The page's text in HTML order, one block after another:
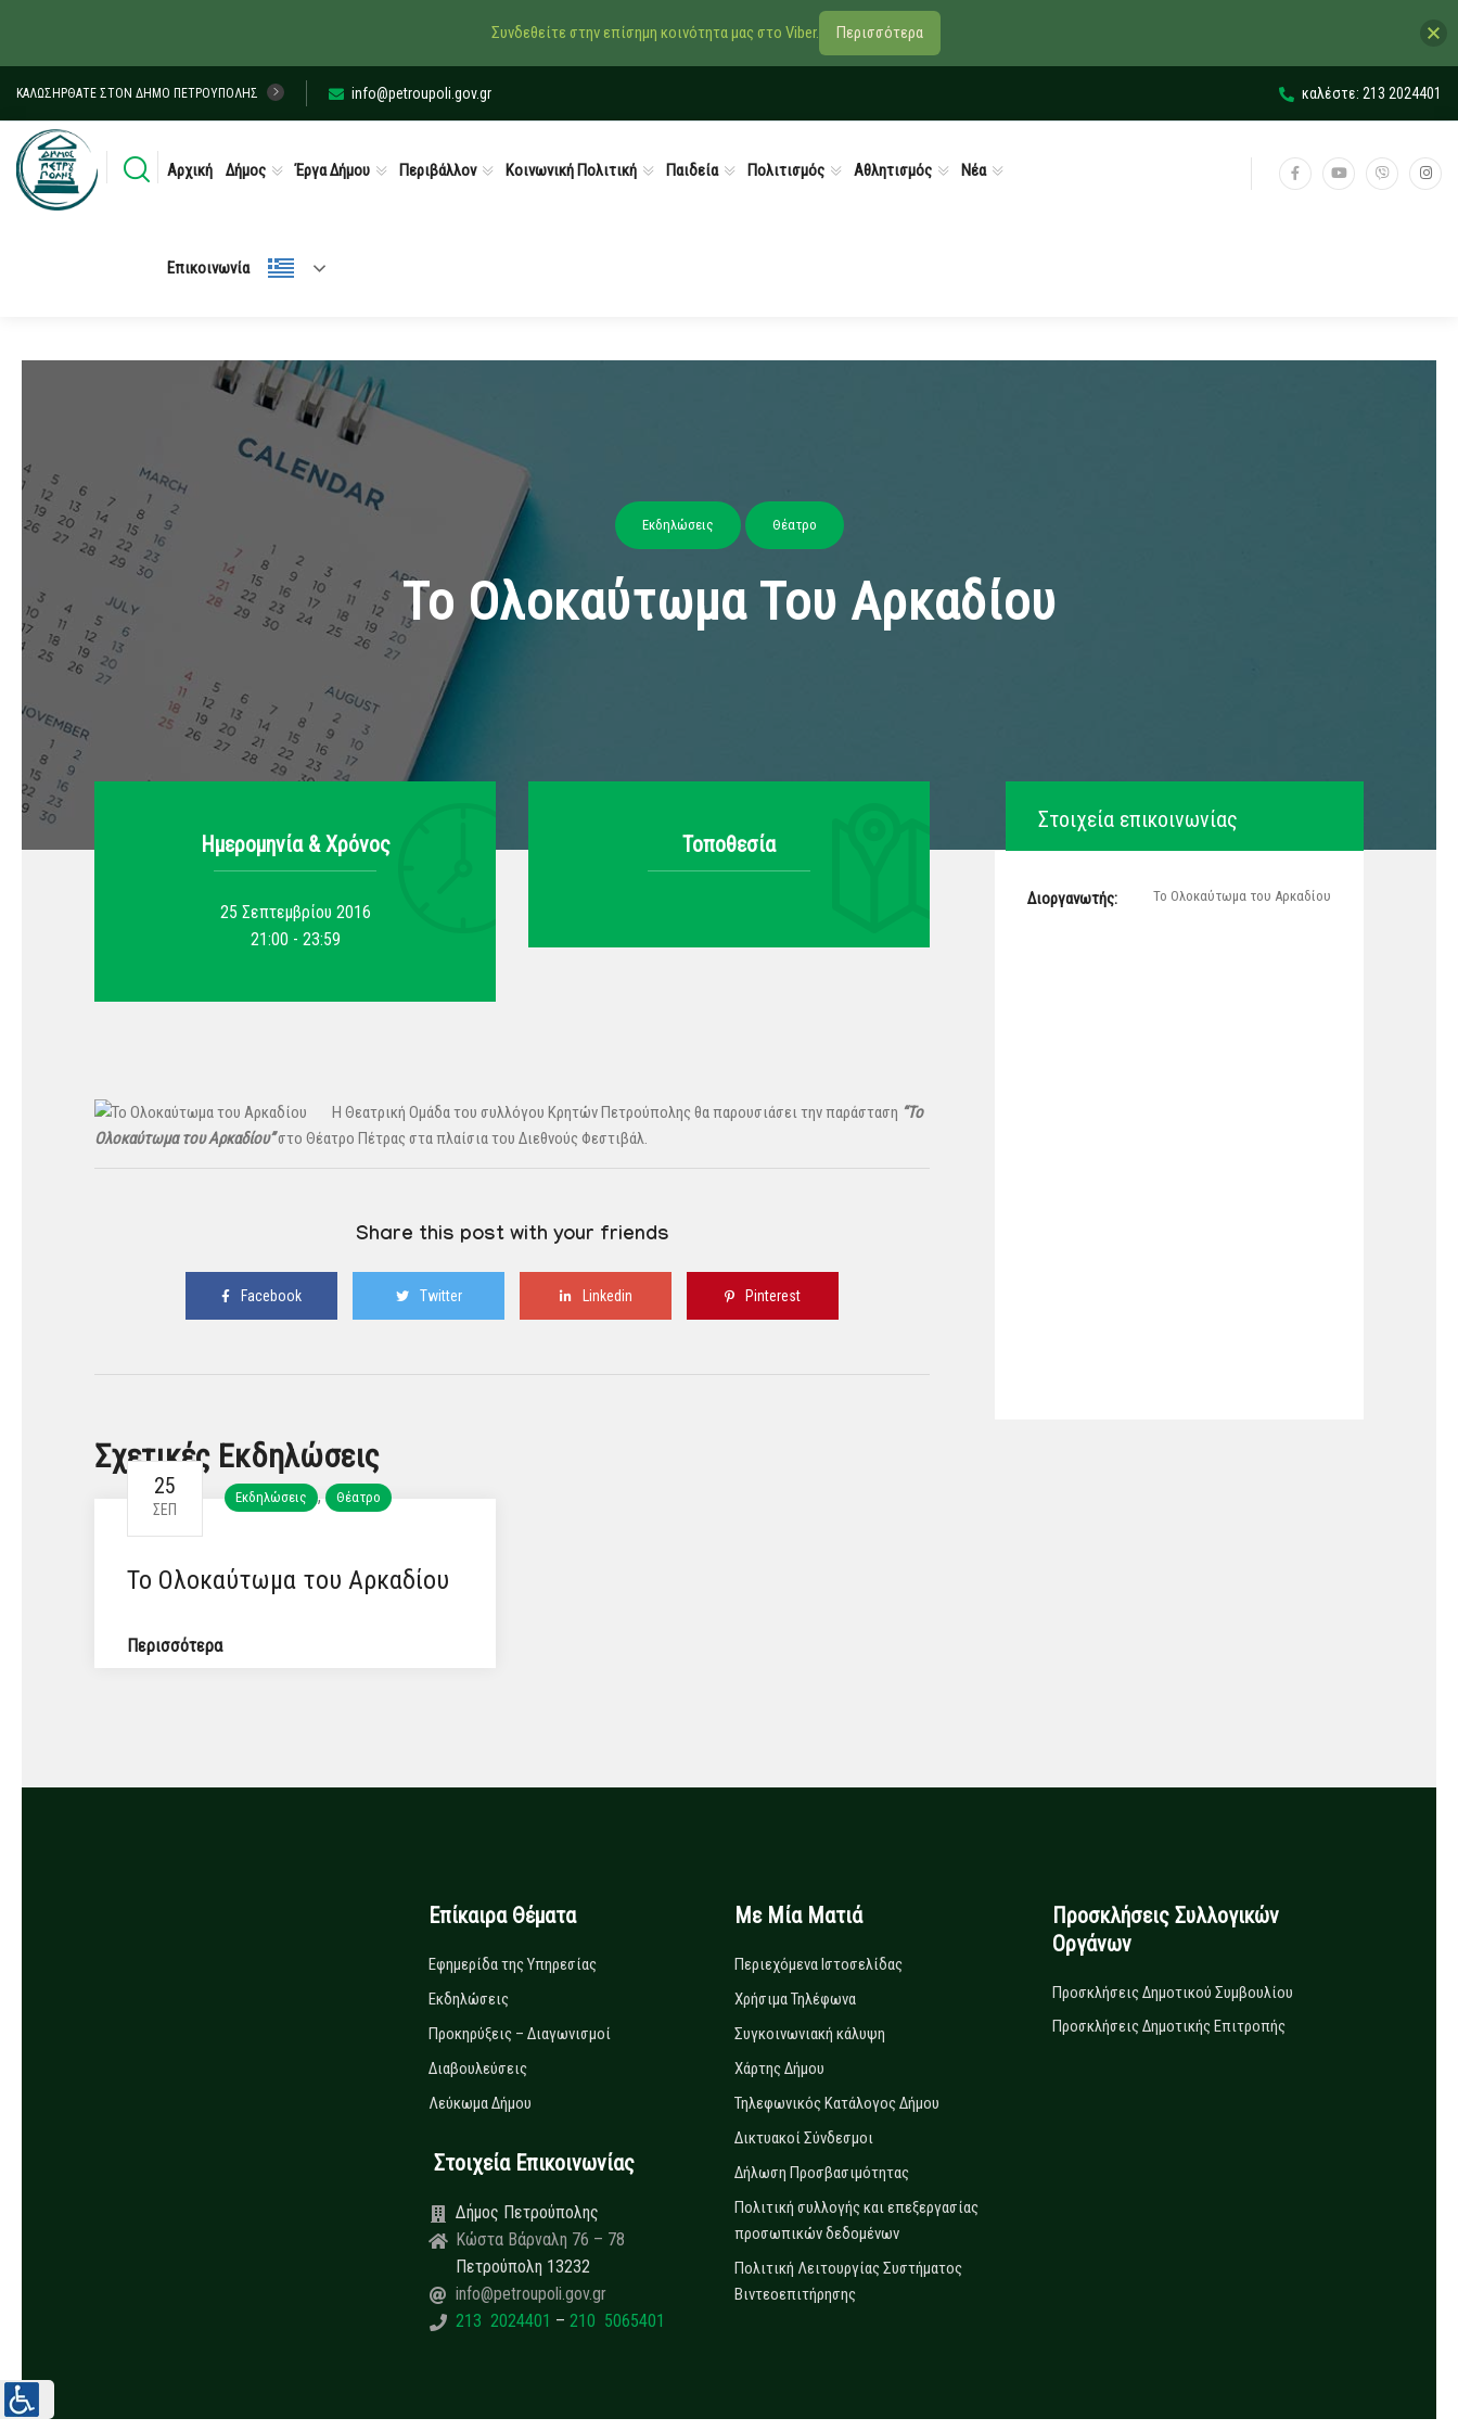
ΚΑΛΩΣΉΡΘΑΤΕ ΣΤΟΝ ΔΉΜΟ ΠΕΤΡΟΎΠΟΛΗΣ info@petroupoli.gov.gr καλέστε: 213 2024401
Αρχική Δήμος Έργα Δήμου Περιβάλλον Κοινωνική Πολιτική Παιδεία Πολιτισμός Αθλητισμός Νέα
Επικοινωνία
Εκδηλώσεις Θέατρο
Το Ολοκαύτωμα Του Αρκαδίου
Ημερομηνία & Xρόνος
25 Σεπτεμβρίου 2016
21:00 - 23:59
Τοποθεσία
Η Θεατρική Ομάδα του συλλόγου Κρητών Πετρούπολης θα παρουσιάσει την παράσταση “Το
Ολοκαύτωμα του Αρκαδίου”στο Θέατρο Πέτρας στα πλαίσια του Διεθνούς Φεστιβάλ.
Share this post with your friends
Facebook Twitter Linkedin Pinterest
Σχετικές Εκδηλώσεις
25
ΣΕΠ
Εκδηλώσεις , Θέατρο
Το Ολοκαύτωμα του Αρκαδίου
Περισσότερα
Στοιχεία επικοινωνίας
Διοργανωτής: Το Ολοκαύτωμα του Αρκαδίου
Επίκαιρα Θέματα
Εφημερίδα της Υπηρεσίας
Εκδηλώσεις
Προκηρύξεις – Διαγωνισμοί
Διαβουλεύσεις
Λεύκωμα Δήμου
Στοιχεία Επικοινωνίας
Δήμος Πετρούπολης
Κώστα Βάρναλη 76 – 78
Πετρούπολη 13232
info@petroupoli.gov.gr
213 2024401 – 210 5065401
Με Μία Ματιά
Περιεχόμενα Ιστοσελίδας
Χρήσιμα Τηλέφωνα
Συγκοινωνιακή κάλυψη
Χάρτης Δήμου
Τηλεφωνικός Κατάλογος Δήμου
Δικτυακοί Σύνδεσμοι
Δήλωση Προσβασιμότητας
Πολιτική συλλογής και επεξεργασίας
προσωπικών δεδομένων
Πολιτική Λειτουργίας Συστήματος
Βιντεοεπιτήρησης
Προσκλήσεις Συλλογικών
Οργάνων
Προσκλήσεις Δημοτικού Συμβουλίου
Προσκλήσεις Δημοτικής Επιτροπής
Συνδεθείτε στην επίσημη κοινότητα μας στο Viber. Περισσότερα